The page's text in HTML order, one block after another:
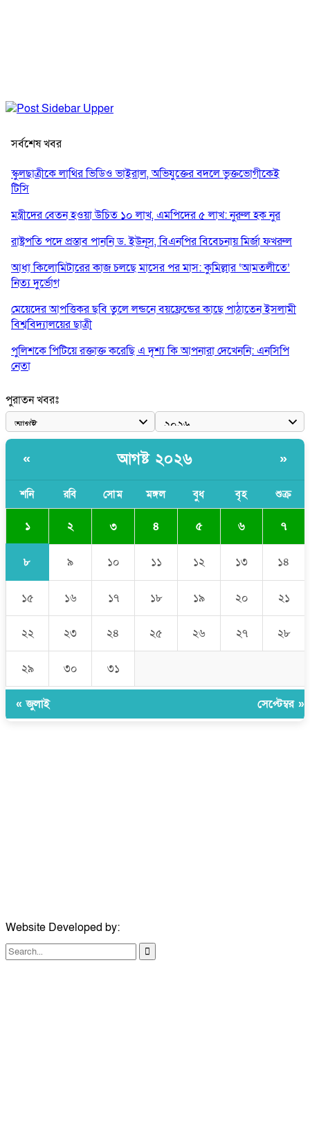
সর্বশেষ খবর
স্কুলছাত্রীকে লাথির ভিডিও ভাইরাল, অভিযুক্তের বদলে ভুক্তভোগীকেই
টিসি
মন্ত্রীদের বেতন হওয়া উচিত ১০ লাখ, এমপিদের ৫ লাখ: নুরুল হক নুর
রাষ্ট্রপতি পদে প্রস্তাব পাননি ড. ইউনূস, বিএনপির বিবেচনায় মির্জা ফখরুল
আধা কিলোমিটারের কাজ চলছে মাসের পর মাস: কুমিল্লার ‘আমতলীতে’
নিত্য দুর্ভোগ
মেয়েদের আপত্তিকর ছবি তুলে লন্ডনে বয়ফ্রেন্ডের কাছে পাঠাতেন ইসলামী
বিশ্ববিদ্যালয়ের ছাত্রী
পুলিশকে পিটিয়ে রক্তাক্ত করেছি এ দৃশ্য কি আপনারা দেখেননি: এনসিপি
নেতা
পাঁচ দেশি মাছে মিলল মাইক্রোপ্লাস্টিক, সবচেয়ে বেশি কই মাছে
বাংলাদেশী কর্মীদের আকামা নিয়ে বড় সুখবর দিলো সৌদি সরকার
ওয়াজেদ জয়
সাকিব আল হাসানের বাড়িতে আগুন, পেট্রলবোমা বিস্ফোরণ
পুরাতন খবরঃ
« আগষ্ট ২০২৬ »
শনি রবি সোম মঙ্গল বুধ বৃহ শুক্র
১ ২ ৩ ৪ ৫ ৬ ৭
৮ ৯ ১০ ১১ ১২ ১৩ ১৪
১৫ ১৬ ১৭ ১৮ ১৯ ২০ ২১
২২ ২৩ ২৪ ২৫ ২৬ ২৭ ২৮
২৯ ৩০ ৩১
« জুলাই সেপ্টেম্বর »
Website Developed by: